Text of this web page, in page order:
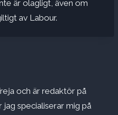
är olagligt, även om
av Labour.
och är redaktör på
jag specialiserar mig på